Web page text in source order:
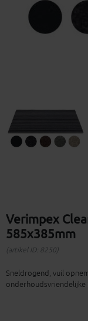
Verimpex
585x385mm
(artikel ID: 8250)
Sneldrogend, vuil
onderhoudsvriendelijke